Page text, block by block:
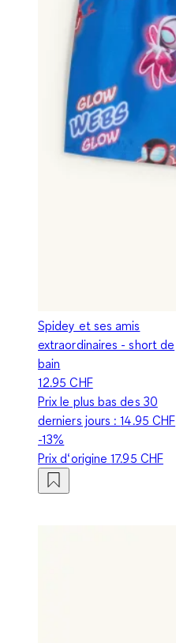
Spidey et ses amis
extraordinaires - short de
bain
12.95 CHF
Prix le plus bas des 30
derniers jours :14.95 CHF
-13%
Prix d‘origine17.95 CHF